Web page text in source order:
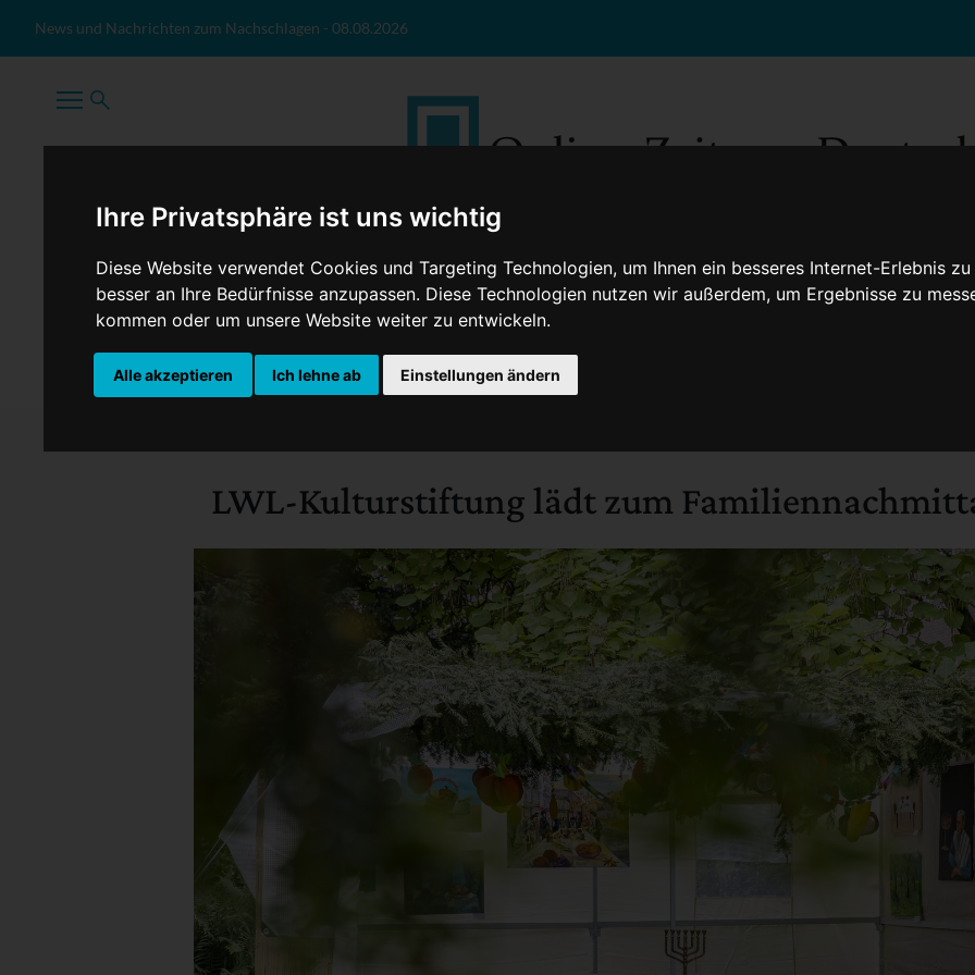
Ihre Privatsphäre ist uns wichtig
Diese Website verwendet Cookies und Targeting Technologien, um Ihnen ein besseres Internet-Erlebnis
besser an Ihre Bedürfnisse anzupassen. Diese Technologien nutzen wir außerdem, um Ergebnisse zu
kommen oder um unsere Website weiter zu entwickeln.
Alle akzeptieren Ich lehne ab Einstellungen ändern
News und Nachrichten zum Nachschlagen - 08.08.2026
TopNews Politik Sport Wirtschaft Firmennews Gesellschaft
LWL-Kulturstiftung lädt zum